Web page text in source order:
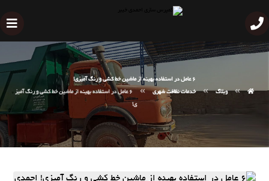
6 عامل در استفاده بهینه از ماشین خط کشی و رنگ آمیزی!
وبلاگ خدمات نظافت شهری 6 عامل در استفاده بهینه از ماشین خط کشی و رنگ آمیز
ی!